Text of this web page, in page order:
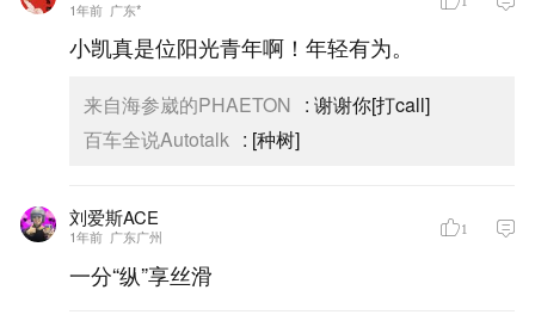
1年前 广东*
小凯真是位阳光青年啊！年轻有为。
来自海参崴的PHAETON :谢谢你[打call]
百车全说Autotalk : [种树]
刘爱斯ACE
1年前 广东广州 1
一分“纵”享丝滑